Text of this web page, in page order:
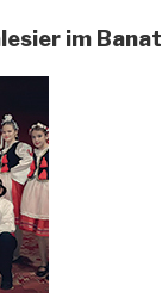
im Banat